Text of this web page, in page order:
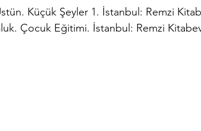
Küçük Şeyler 1. İstanbul: Remzi
Çocuk Eğitimi. İstanbul: Remzi